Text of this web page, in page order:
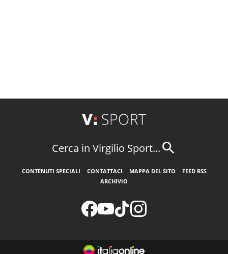
Cerca in Virgilio Sport...
CONTENUTI SPECIALI CONTATTACI MAPPA DEL SITO
FEED RSS
ARCHIVIO